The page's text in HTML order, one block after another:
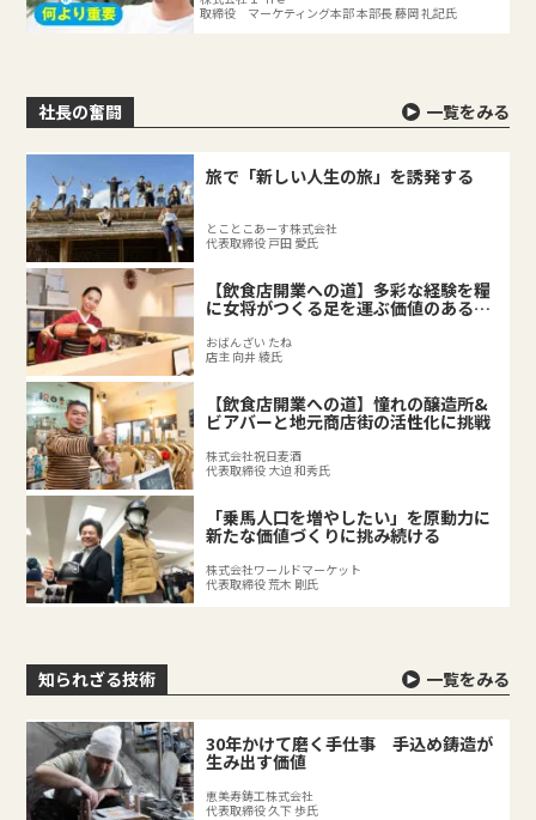
取締役 マーケティング本部 本部長 藤岡 礼記氏
社長の奮闘 一覧をみる
旅で「新しい人生の旅」を誘発する
とことこあーす株式会社
代表取締役 戸田 愛氏
【飲食店開業への道】多彩な経験を糧
に女将がつくる足を運ぶ価値のある料
理店
おばんざい たね
店主 向井 綾氏
【飲食店開業への道】憧れの醸造所&
ビアバーと地元商店街の活性化に挑戦
株式会社祝日麦酒
代表取締役 大迫 和秀氏
「乗馬人口を増やしたい」を原動力に
新たな価値づくりに挑み続ける
株式会社ワールドマーケット
代表取締役 荒木 剛氏
知られざる技術 一覧をみる
30年かけて磨く手仕事 手込め鋳造が
生み出す価値
恵美寿鋳工株式会社
代表取締役 久下 歩氏